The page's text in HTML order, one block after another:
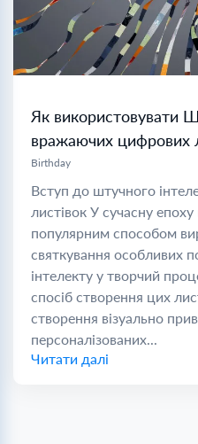
Як використовувати
вражаючих цифрових
Birthday
Вступ до штучного
листівок У сучасну
популярним способом
святкування особливих
інтелекту у творчий
спосіб створення цих
створення візуально
персоналізованих...
Читати далі